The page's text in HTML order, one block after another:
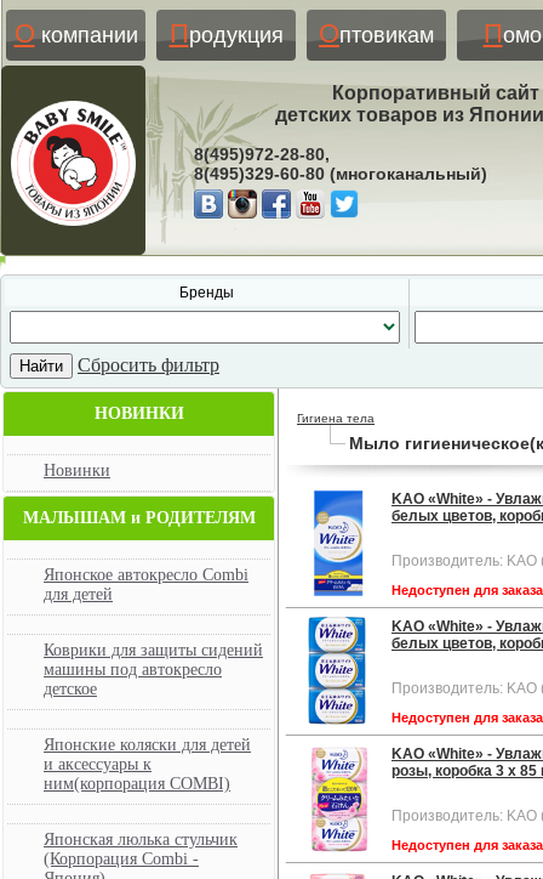
Окомпании Продукция Оптовикам П
Корпоративный
детских товаров из
8(495)972-28-80,
8(495)329-60-80 (многоканальный)
Бренды
Сбросить фильтр
НОВИНКИ
Новинки
МАЛЫШАМ и РОДИТЕЛЯМ
Японское автокресло Combi
для детей
Коврики для защиты сидений
машины под автокресло
детское
Японские коляски для детей
и аксессуары к
ним(корпорация COMBI)
Японская люлька стульчик
(Корпорация Combi -
Гигиена тела
Мыло
KAO «White» -
белых цветов,
Производитель:
Недоступен для
KAO «White» -
белых цветов,
Производитель:
Недоступен для
KAO «White» -
розы, коробка 3 х 85
Производитель:
Недоступен для